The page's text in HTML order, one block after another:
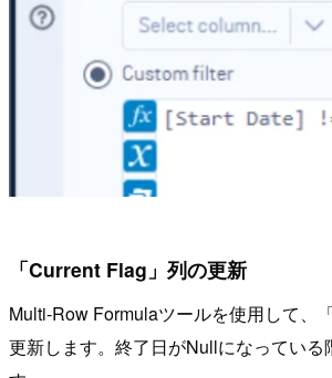
「Current Flag」列の更新
Multi-Row Formulaツールを使用して、
更新します。終了日がNullになっている